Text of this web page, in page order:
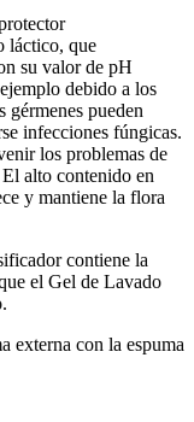
láctico, que
su valor de pH
debido a los
gérmenes pueden
infecciones fúngicas.
los problemas de
alto contenido en
y mantiene la flora
contiene la
el Gel de Lavado
externa con la espuma